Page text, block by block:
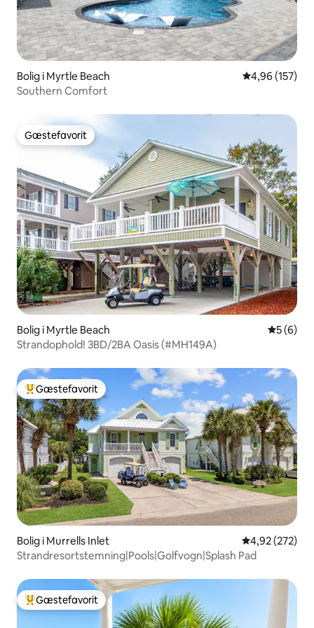
Bolig i Myrtle Beach 4,96 ud af 5 i
4,96 (157)
Southern Comfort
Gæstefavorit
Gæstefavorit
Bolig i Myrtle Beach 5 ud af 5
5 (6)
Strandophold! 3BD/2BA Oasis (#MH149A)
Bedste gæstefavorit
Gæstefavorit
Bolig i Murrells Inlet 4,92 ud af 5 i
4,92 (272)
Strandresortstemning|Pools|Golfvogn|Splash Pad
Bedste gæstefavorit
Gæstefavorit